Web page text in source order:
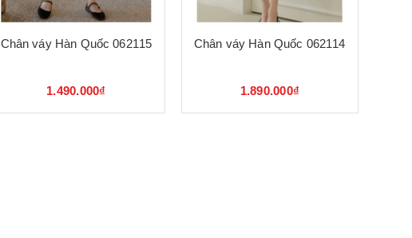
Chân váy Hàn Quốc 062115
1.490.000₫
Chân váy Hàn Quốc 062114
1.890.000₫